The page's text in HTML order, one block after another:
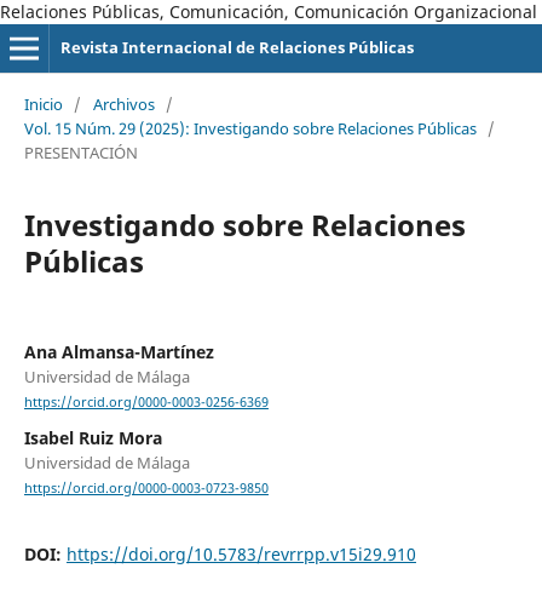
Relaciones Públicas, Comunicación, Comunicación Organizacional
Revista Internacional de Relaciones Públicas
Inicio / Archivos /
Vol. 15 Núm. 29 (2025): Investigando sobre Relaciones Públicas /
PRESENTACIÓN
Investigando sobre Relaciones
Públicas
Ana Almansa-Martínez
Universidad de Málaga
https://orcid.org/0000-0003-0256-6369
Isabel Ruiz Mora
Universidad de Málaga
https://orcid.org/0000-0003-0723-9850
DOI: https://doi.org/10.5783/revrrpp.v15i29.910